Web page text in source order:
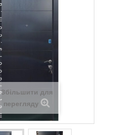
Збільшити для
перегляду